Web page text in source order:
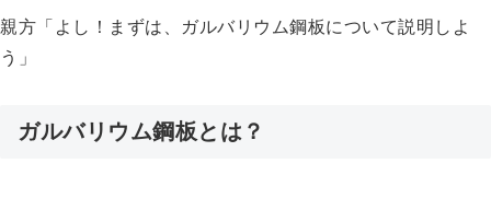
親方「よし！まずは、ガルバリウム鋼板について説明しよ
う」
ガルバリウム鋼板とは？